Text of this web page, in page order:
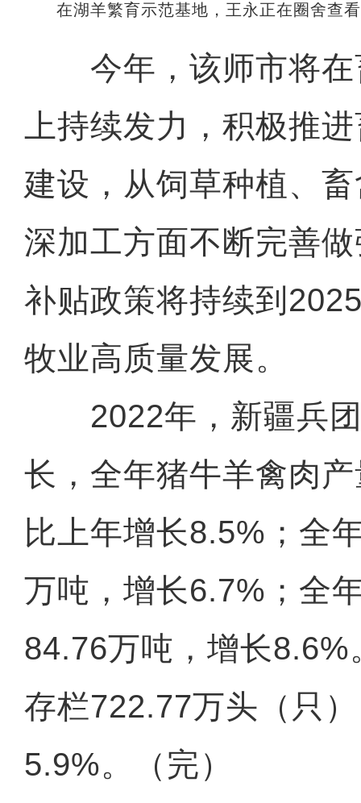
在湖羊繁育示范基地，王永正在圈舍查
今年，该师市将在
上持续发力，积极推
建设，从饲草种植、
深加工方面不断完善
补贴政策将持续到
牧业高质量发展。
2022年，新疆兵团
长，全年猪牛羊禽肉
比上年增长8.5%；全
万吨，增长6.7%；全
84.76万吨，增长
存栏722.77万头（只
5.9%。（完）
新疆巩留县：温室大棚桃